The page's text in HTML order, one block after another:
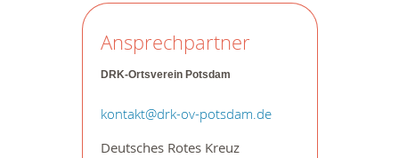
Ansprechpartner
DRK-Ortsverein Potsdam
kontakt@drk-ov-potsdam.de
Deutsches Rotes Kreuz